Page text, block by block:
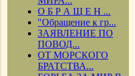
О Б Р А Щ Е Н ...
"Обращение к гр...
ЗАЯВЛЕНИЕ ПО
ПОВОД...
ОТ МОРСКОГО
БРАТСТВА...